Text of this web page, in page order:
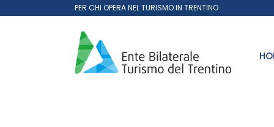
al
PER CHI OPERA NEL TURISMO IN TRENTINO